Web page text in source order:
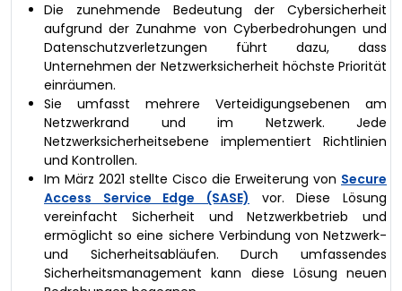
Die zunehmende Bedeutung der Cybersicherheit
aufgrund der Zunahme von Cyberbedrohungen und
Datenschutzverletzungen führt dazu, dass
Unternehmen der Netzwerksicherheit höchste Priorität
einräumen.
Sie umfasst mehrere Verteidigungsebenen am
Netzwerkrand und im Netzwerk. Jede
Netzwerksicherheitsebene implementiert Richtlinien
und Kontrollen.
Im März 2021 stellte Cisco die Erweiterung von Secure
Access Service Edge (SASE) vor. Diese Lösung
vereinfacht Sicherheit und Netzwerkbetrieb und
ermöglicht so eine sichere Verbindung von Netzwerk-
und Sicherheitsabläufen. Durch umfassendes
Sicherheitsmanagement kann diese Lösung neuen